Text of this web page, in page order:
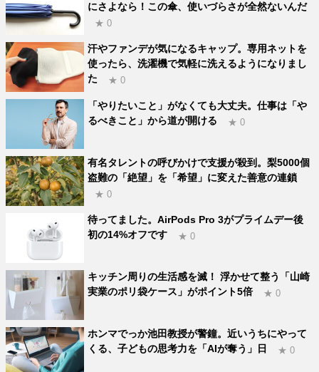
にさよなら！この傘、使いづらさが全然ないんだ
★ 0
汗やファンデが気になるキャップ。専用ネットを
使ったら、洗濯機で気軽に洗えるようになりまし
た
★ 0
「やりたいこと」がなくても大丈夫。仕事は「や
るべきこと」から道が開ける
★ 0
有名タレントの呼びかけで支援が殺到。梨5000個
盗難の「絶望」を「希望」に変えた善意の連鎖
★ 0
待ってました。AirPods Pro 3がプライムデー後
初の14%オフです
★ 0
キッチン周りの生活感を滅！ 浮かせて整う「山崎
実業のポリ袋ケース」がポイント5倍
★ 0
ホンマでっか池田教授が警鐘。近いうちにやって
くる、子どもの思考力を「AIが奪う」日
★ 0